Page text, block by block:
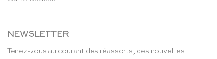
NEWSLETTER
Tenez-vous au courant des réassorts, des nouvelles